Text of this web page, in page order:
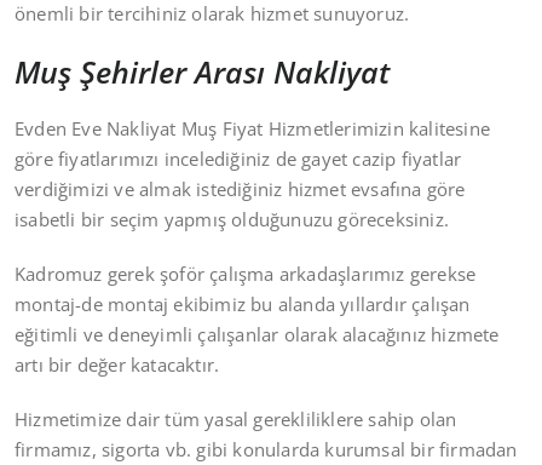
önemli bir tercihiniz olarak hizmet sunuyoruz.
Muş Şehirler Arası Nakliyat
Evden Eve Nakliyat Muş Fiyat Hizmetlerimizin kalitesine
göre fiyatlarımızı incelediğiniz de gayet cazip fiyatlar
verdiğimizi ve almak istediğiniz hizmet evsafına göre
isabetli bir seçim yapmış olduğunuzu göreceksiniz.
Kadromuz gerek şoför çalışma arkadaşlarımız gerekse
montaj-de montaj ekibimiz bu alanda yıllardır çalışan
eğitimli ve deneyimli çalışanlar olarak alacağınız hizmete
artı bir değer katacaktır.
Hizmetimize dair tüm yasal gerekliliklere sahip olan
firmamız, sigorta vb. gibi konularda kurumsal bir firmadan